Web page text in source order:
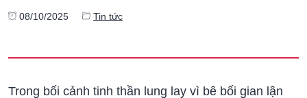
08/10/2025 Tin tức
Trong bối cảnh tinh thần lung lay vì bê bối gian lận